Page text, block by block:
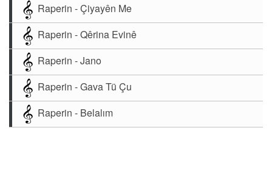
Raperin - Çiyayên Me
Raperin - Qêrina Evinê
Raperin - Jano
Raperin - Gava Tü Çu
Raperin - Belalım